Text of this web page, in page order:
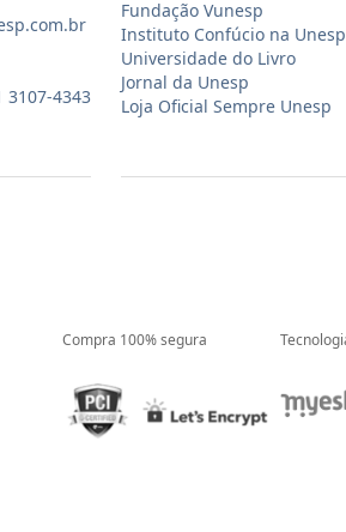
3107-4343
Fundação Vunesp
Instituto Confúcio na Unesp
Universidade do Livro
Jornal da Unesp
Loja Oficial Sempre Unesp
Compra 100% segura